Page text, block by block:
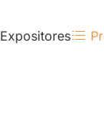
Expositores